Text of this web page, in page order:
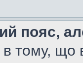
пояс,
тому, що